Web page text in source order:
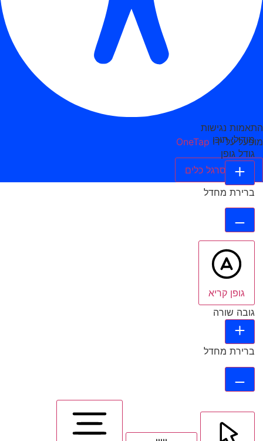
התאמות נגישות
מופעל על ידי OneTap
הסתר סרגל כלים
מודולי תוכן
גודל גופן
ברירת מחדל
גופן קריא
גובה שורה
ברירת מחדל